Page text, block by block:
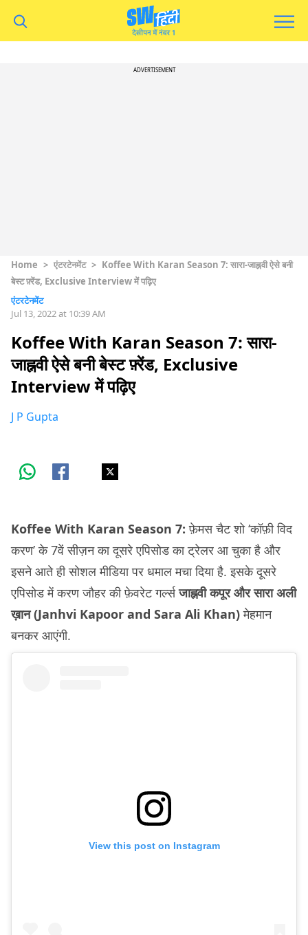
ADVERTISEMENT
Home > एंटरटेनमेंट > Koffee With Karan Season 7: सारा-जाह्नवी ऐसे बनी
बेस्ट फ़्रेंड, Exclusive Interview में पढ़िए
एंटरटेनमेंट
Jul 13, 2022 at 10:39 AM
Koffee With Karan Season 7: सारा-
जाह्नवी ऐसे बनी बेस्ट फ़्रेंड, Exclusive
Interview में पढ़िए
J P Gupta
Koffee With Karan Season 7:फ़ेमस चैट शो ‘कॉफ़ी विद
करण’ के 7वें सीज़न का दूसरे एपिसोड का ट्रेलर आ चुका है और
इसने आते ही सोशल मीडिया पर धमाल मचा दिया है. इसके दूसरे
एपिसोड में करण जौहर की फ़ेवरेट गर्ल्सजाह्नवी कपूर और सारा अली
ख़ान (Janhvi Kapoor and Sara Ali Khan)मेहमान
बनकर आएंगी.
View this post on Instagram